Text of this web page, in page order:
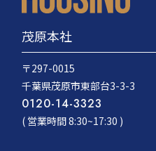
茂原本社
〒297-0015
千葉県茂原市東部台3-3-3
0120-14-3323
( 営業時間 8:30~17:30 )